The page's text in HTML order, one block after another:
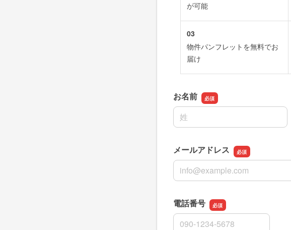
が可能
03
物件パンフレットを無料でお
届け
お名前
名前の姓
メールアドレス
メールアドレス
電話番号
電話番号